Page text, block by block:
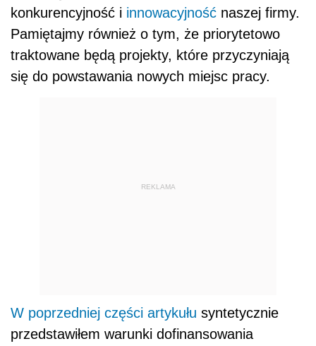
konkurencyjność i innowacyjność naszej firmy.
Pamiętajmy również o tym, że priorytetowo
traktowane będą projekty, które przyczyniają
się do powstawania nowych miejsc pracy.
REKLAMA
W poprzedniej części artykułu syntetycznie
przedstawiłem warunki dofinansowania